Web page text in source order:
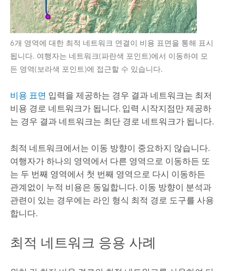
6개 영역에 대한 최적 네트워크 연결이 비용 표면을 통해 표시
됩니다. 여행자는 네트워크(파란색 포인트)에서 이동하여 모
든 영역(보라색 포인트)에 접근할 수 있습니다.
비용 표면 입력을 제공하는 경우 결과 네트워크는 최저
비용 경로 네트워크가 됩니다. 입력 시작지점만 제공하
는 경우 결과 네트워크는 최단 경로 네트워크가 됩니다.
최적 네트워크에서는 이동 방향이 중요하지 않습니다.
여행자가 하나의 영역에서 다른 영역으로 이동하든 또
는 두 번째 영역에서 첫 번째 영역으로 다시 이동하든
관계없이 누적 비용은 동일합니다. 이동 방향이 분석과
관련이 있는 경우에는 라인 형식 최적 경로 도구를 사용
합니다.
최적 네트워크 응용 사례